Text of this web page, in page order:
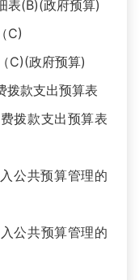
表(B)(政府预算)
C)
C)(政府预算)
拨款支出预算表
拨款支出预算表
公共预算管理的
公共预算管理的